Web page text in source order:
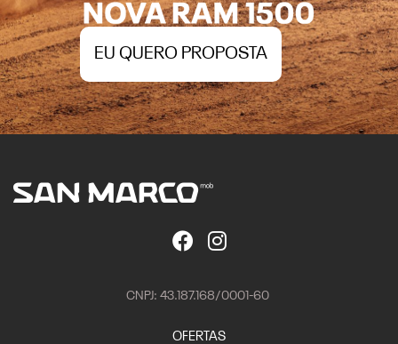
EU QUERO PROPOSTA
CNPJ: 43.187.168/0001-60
OFERTAS